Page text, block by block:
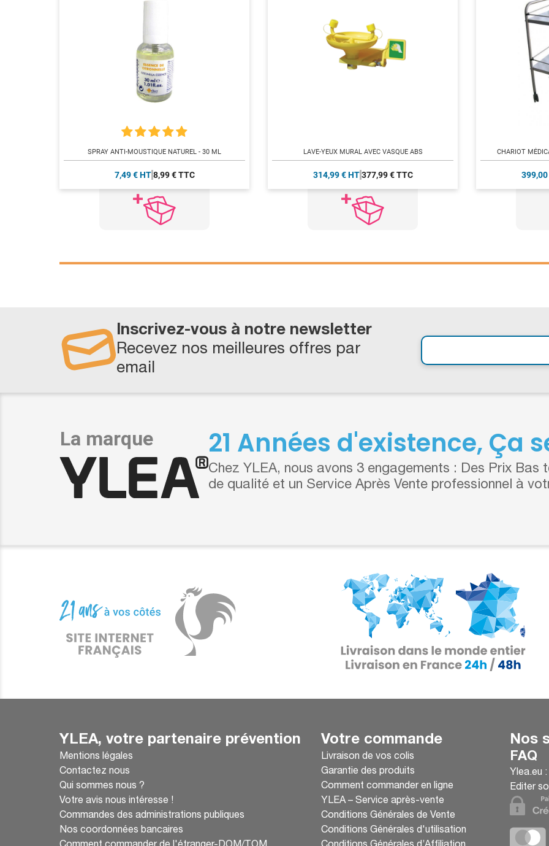
SPRAY ANTI-MOUSTIQUE NATUREL - 30 ML
7,49 € HT 8,99 € TTC
LAVE-YEUX MURAL AVEC VASQUE ABS
314,99 € HT 377,99 € TTC
CHARIOT
399,00
Inscrivez-vous à notre newsletter
Recevez nos meilleures offres par
email
21 Années d'existence, Ça
Chez YLEA, nous avons 3 engagements : Des Prix Bas
de qualité et un Service Après Vente professionnel à
YLEA, votre partenaire prévention
Mentions légales
Contactez nous
Qui sommes nous ?
Votre avis nous intéresse !
Commandes des administrations publiques
Nos coordonnées bancaires
Votre commande
Livraison de vos colis
Garantie des produits
Comment commander en ligne
YLEA – Service après-vente
Conditions Générales de Vente
Conditions Générales d'utilisation
Nos
FAQ
Ylea.eu
Editer